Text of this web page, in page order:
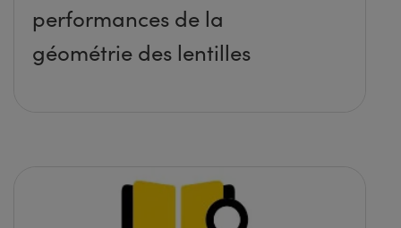
performances de la
géométrie des lentilles